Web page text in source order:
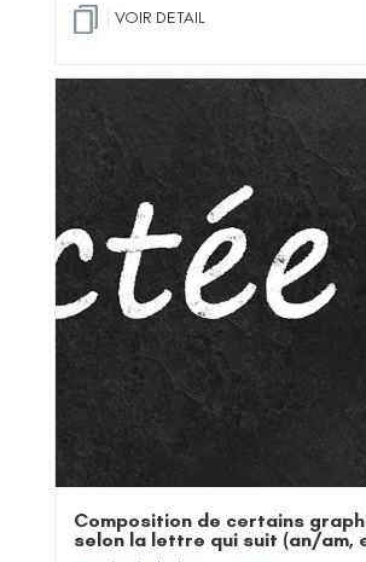
VOIR DETAIL
Composition de certains
selon la lettre qui suit (an/am,